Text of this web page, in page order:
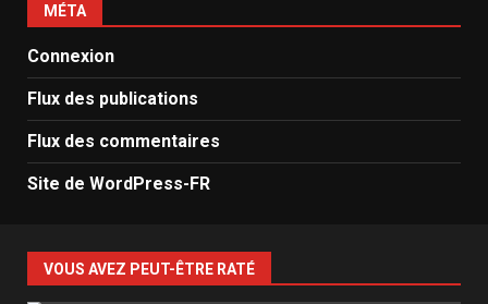
MÉTA
Connexion
Flux des publications
Flux des commentaires
Site de WordPress-FR
VOUS AVEZ PEUT-ÊTRE RATÉ